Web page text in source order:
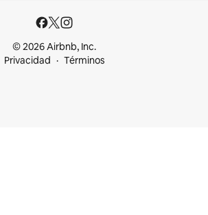
© 2026 Airbnb, Inc.
Privacidad
Términos